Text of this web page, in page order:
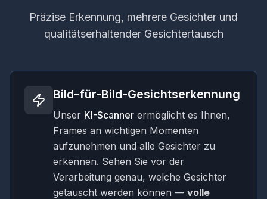
Präzise Erkennung, mehrere Gesichter und
qualitätserhaltender Gesichtertausch
Bild-für-Bild-Gesichtserkennung
Unser KI-Scanner ermöglicht es Ihnen,
Frames an wichtigen Momenten
aufzunehmen und alle Gesichter zu
erkennen. Sehen Sie vor der
Verarbeitung genau, welche Gesichter
getauscht werden können — volle